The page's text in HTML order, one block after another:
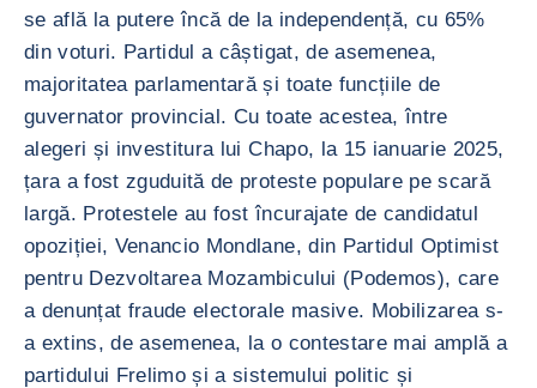
se află la putere încă de la independență, cu 65%
din voturi. Partidul a câștigat, de asemenea,
majoritatea parlamentară și toate funcțiile de
guvernator provincial. Cu toate acestea, între
alegeri și investitura lui Chapo, la 15 ianuarie 2025,
țara a fost zguduită de proteste populare pe scară
largă. Protestele au fost încurajate de candidatul
opoziției, Venancio Mondlane, din Partidul Optimist
pentru Dezvoltarea Mozambicului (Podemos), care
a denunțat fraude electorale masive. Mobilizarea s-
a extins, de asemenea, la o contestare mai amplă a
partidului Frelimo și a sistemului politic și